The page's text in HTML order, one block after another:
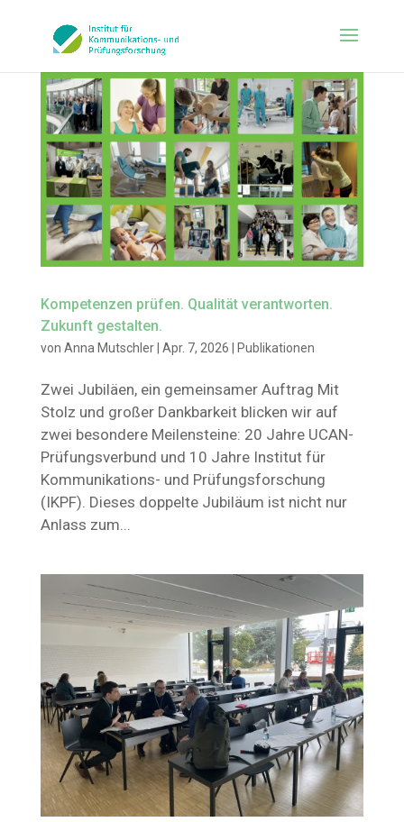
Kompetenzen prüfen. Qualität verantworten.
Zukunft gestalten.
von Anna Mutschler| Apr. 7, 2026 Publikationen
Zwei Jubiläen, ein gemeinsamer Auftrag Mit
Stolz und großer Dankbarkeit blicken wir auf
zwei besondere Meilensteine: 20 Jahre UCAN-
Prüfungsverbund und 10 Jahre Institut für
Kommunikations- und Prüfungsforschung
(IKPF). Dieses doppelte Jubiläum ist nicht nur
Anlass zum...